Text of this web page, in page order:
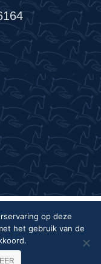
op deze
het gebruik van de